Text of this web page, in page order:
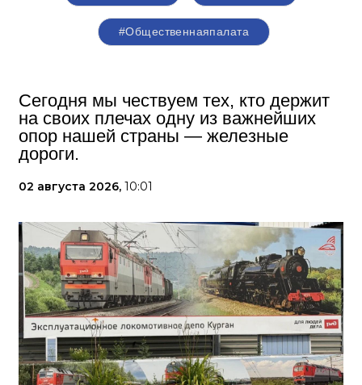
#Общественнаяпалата
Сегодня мы чествуем тех, кто держит
на своих плечах одну из важнейших
опор нашей страны — железные
дороги.
02 августа 2026, 10:01